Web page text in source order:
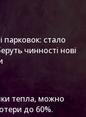
парковок: стало
чинності нові
тепла, можно
до 60%.